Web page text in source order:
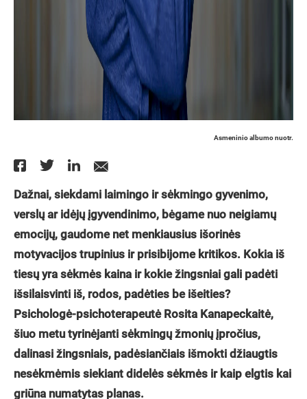
Asmeninio albumo nuotr.
Dažnai, siekdami laimingo ir sėkmingo gyvenimo,
verslų ar idėjų įgyvendinimo, bėgame nuo neigiamų
emocijų, gaudome net menkiausius išorinės
motyvacijos trupinius ir prisibijome kritikos. Kokia iš
tiesų yra sėkmės kaina ir kokie žingsniai gali padėti
išsilaisvinti iš, rodos, padėties be išeities?
Psichologė-psichoterapeutė Rosita Kanapeckaitė,
šiuo metu tyrinėjanti sėkmingų žmonių įpročius,
dalinasi žingsniais, padėsiančiais išmokti džiaugtis
nesėkmėmis siekiant didelės sėkmės ir kaip elgtis kai
griūna numatytas planas.